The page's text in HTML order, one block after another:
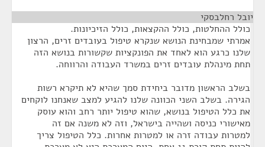
יובל רחלבסקי
כולל ההחלטות, כולל ההקצאות, כולל הזיכיונות.
אמרתי שמבחינת הנושא שנקרא טיפול בעובדים זרים, הרצון
שלנו כרגע הוא לאחד את הפונקציות שקשורות בנושא הזה
תחת מינהלת עובדים זרים במשרד העבודה והרווחה.
בשלב הראשון מדובר ביחידת סמך שהיא לא תיקרא רשות
הגירה. בשלב השני הכוונה שלנו להגיע למצב שאנחנו לוקחים
את כלל הטיפול בנושא, שהוא טיפול יותר רחב והוא עוסק
מאישורי כניסה ושהייה בישראל, וזה לא משנה אם זה
למטרות עבודה זרה או למטרות אחרות. כלל הטיפול צריך